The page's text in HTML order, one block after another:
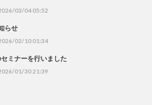
03/04 05:52
らせ
02/10 01:34
ミナーを行いました
01/30 21:39